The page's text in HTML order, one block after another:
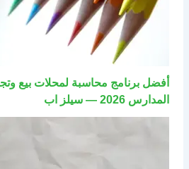
أفضل برنامج محاسبة لمحلات بيع
المدارس 2026 — سيلز اب